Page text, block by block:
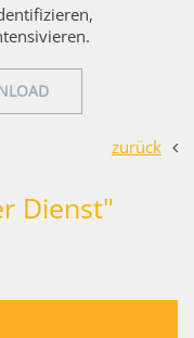
zurück
Dienst"